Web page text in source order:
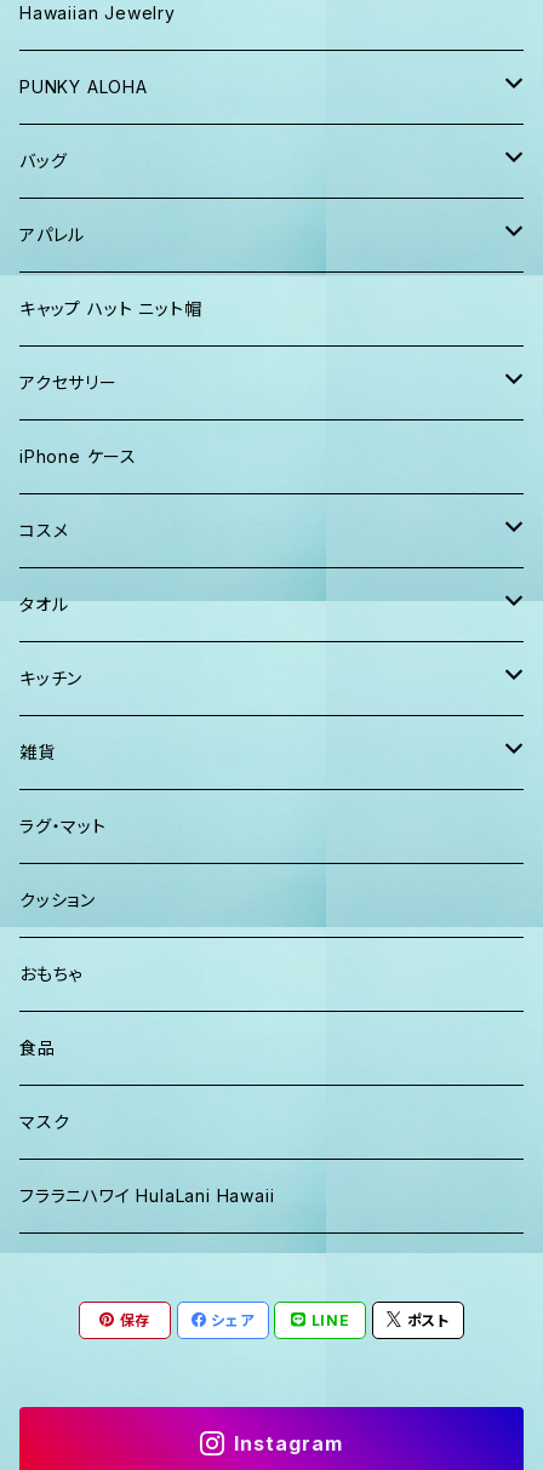
Tシャツ、ロンT
半袖シャツ
ショーツ、短パン
パーカー、スウェット
バッグ
iPhoneケース
その他
タオル
おくるみ
おくるみ&スタイ ギフト
マスク
ガウン&帽子セット
Hawaiian Jewelry
PUNKY ALOHA
トートバッグ・ポーチ
ハンカチタオル
ワンピース
バッグ
ポーチ
巾着バッグ
トートバッグ
2WAYバッグ
マルシェバッグ
ボストンバッグ
ショルダー
クラッチバッグ
アパレル
キッズ
キャップ
Tシャツ
レディース
ソックス
マキシワンピ、スカート
パンツ
パーカー、スウェット
メンズ
Tシャツ ロンT
カジュアルシャツ
キャップ ハット ニット帽
アクセサリー
Lani Hawaii Jewelry
Foterra Jewelry
AHolic Handmade
vividy
iPhone ケース
コスメ
BLOSSOM
KULA HERBS
ISLAND BATH & BODY
Maui Mike's
TERRANOVA
タオル
スマーフ
ハンドタオル、ハンカチタオル
キッチン
California Surf Supply
スマーフ
雑貨
ディフューザー
ラグ・マット
クッション
おもちゃ
食品
マスク
フララニハワイ HulaLani Hawaii
保存 シェア LINE ポスト
Instagram